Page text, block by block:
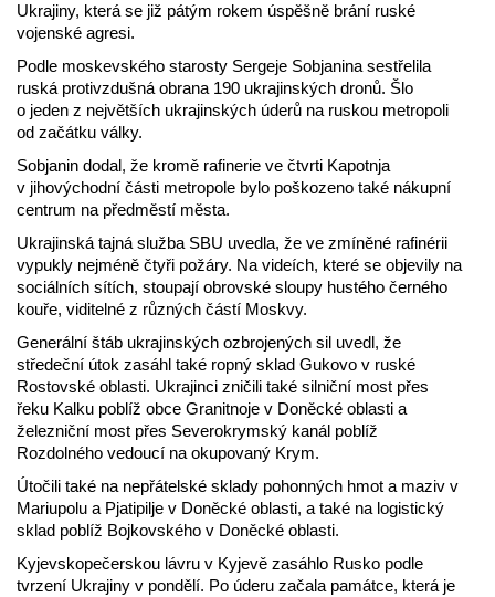
Ukrajiny, která se již pátým rokem úspěšně brání ruské
vojenské agresi.
Podle moskevského starosty Sergeje Sobjanina sestřelila
ruská protivzdušná obrana 190 ukrajinských dronů. Šlo
o jeden z největších ukrajinských úderů na ruskou metropoli
od začátku války.
Sobjanin dodal, že kromě rafinerie ve čtvrti Kapotnja
v jihovýchodní části metropole bylo poškozeno také nákupní
centrum na předměstí města.
Ukrajinská tajná služba SBU uvedla, že ve zmíněné rafinérii
vypukly nejméně čtyři požáry. Na videích, které se objevily na
sociálních sítích, stoupají obrovské sloupy hustého černého
kouře, viditelné z různých částí Moskvy.
Generální štáb ukrajinských ozbrojených sil uvedl, že
středeční útok zasáhl také ropný sklad Gukovo v ruské
Rostovské oblasti. Ukrajinci zničili také silniční most přes
řeku Kalku poblíž obce Granitnoje v Doněcké oblasti a
železniční most přes Severokrymský kanál poblíž
Rozdolného vedoucí na okupovaný Krym.
Útočili také na nepřátelské sklady pohonných hmot a maziv v
Mariupolu a Pjatipilje v Doněcké oblasti, a také na logistický
sklad poblíž Bojkovského v Doněcké oblasti.
Kyjevskopečerskou lávru v Kyjevě zasáhlo Rusko podle
tvrzení Ukrajiny v pondělí. Po úderu začala památce, která je